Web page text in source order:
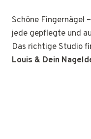
Schöne Fingernägel
jede gepflegte und
Das richtige Studio
Louis & Dein